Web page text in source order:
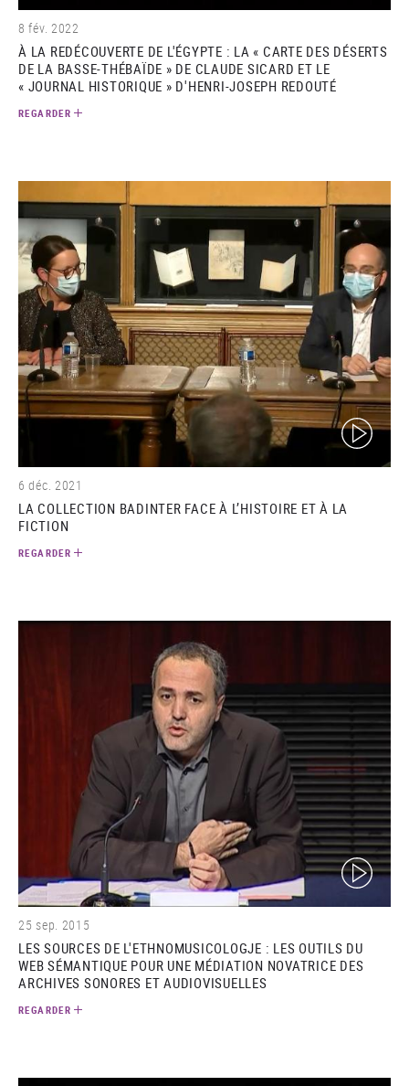
8 fév. 2022
À LA REDÉCOUVERTE DE L'ÉGYPTE : LA « CARTE DES DÉSERTS
DE LA BASSE-THÉBAÏDE » DE CLAUDE SICARD ET LE
« JOURNAL HISTORIQUE » D'HENRI-JOSEPH REDOUTÉ
REGARDER
(video)
6 déc. 2021
LA COLLECTION BADINTER FACE À L’HISTOIRE ET À LA
FICTION
REGARDER
(video)
25 sep. 2015
LES SOURCES DE L'ETHNOMUSICOLOGJE : LES OUTILS DU
WEB SÉMANTIQUE POUR UNE MÉDIATION NOVATRICE DES
ARCHIVES SONORES ET AUDIOVISUELLES
REGARDER